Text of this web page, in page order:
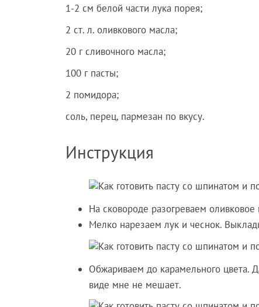
1-2 см белой части лука порея;
2 ст. л. оливкового масла;
20 г сливочного масла;
100 г пасты;
2 помидора;
соль, перец, пармезан по вкусу.
Инструкция
На сковороде разогреваем
Мелко нарезаем лук и чеснок.
Обжариваем до карамельного цвета.
виде мне не мешает.